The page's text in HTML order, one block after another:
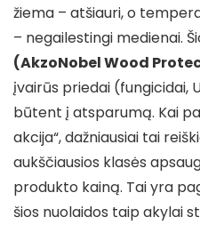
žiema – atšiauri, o
– negailestingi medienai.
(AkzoNobel Wood
įvairūs priedai (fungicidai,
būtent į atsparumą. Kai
akcija“, dažniausiai tai
aukščiausios klasės
produkto kainą. Tai yra
šios nuolaidos taip akylai